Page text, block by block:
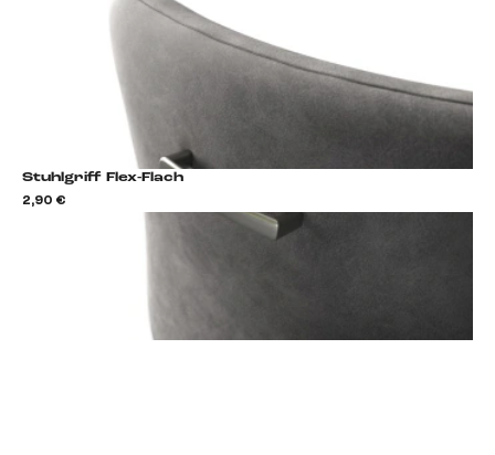
Stuhlgriff Flex-Flach
2,90 €
Stuhlgriff hinzufügen